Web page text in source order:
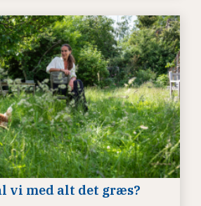
vi med alt det græs?